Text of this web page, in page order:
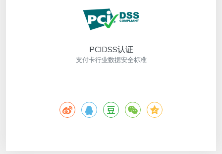
PCIDSS认证
支付卡行业数据安全标准